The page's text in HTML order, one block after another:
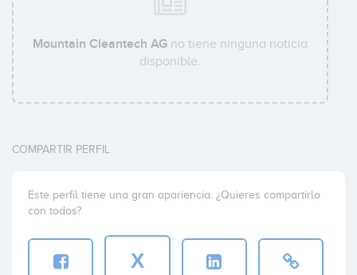
Mountain Cleantech AG no tiene ninguna noticia
disponible.
COMPARTIR PERFIL
Este perfil tiene una gran apariencia. ¿Quieres compartirlo
con todos?
X